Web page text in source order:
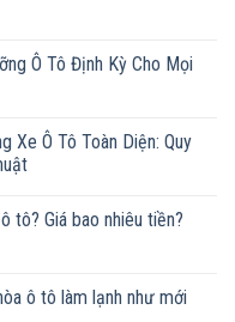
Ô Tô Định Kỳ Cho Mọi
Xe Ô Tô Toàn Diện: Quy
tô? Giá bao nhiêu tiền?
ô tô làm lạnh như mới